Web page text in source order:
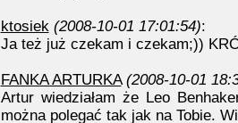
ktosiek (2008-10-01 17:01:54):
Ja też już czekam i czekam;))
FANKA ARTURKA (2008-10-01
Artur wiedziałam że Leo
można polegać tak jak na Tobie.